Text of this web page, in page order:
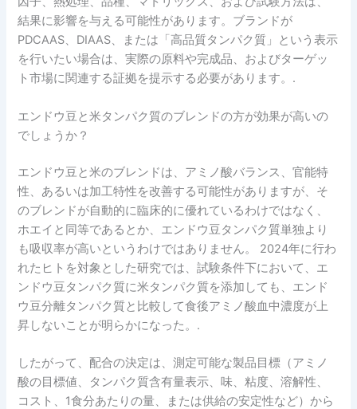
結果に影響を与える可能性があります。ブランドが
PDCAAS、DIAAS、または「高品質タンパク質」という表示
を行いたい場合は、実際の原料や完成品、およびターゲッ
ト市場に関連する証拠を提示する必要があります。.
エンドウ豆と米タンパク質のブレンドの方が効果が高いの
でしょうか？
エンドウ豆と米のブレンドは、アミノ酸バランス、官能特
性、あるいは加工特性を改善する可能性がありますが、そ
のブレンドが自動的に臨床的に優れているわけではなく、
ホエイと同等であるとか、エンドウ豆タンパク質単独より
も吸収率が高いというわけではありません。 2024年に行わ
れたヒトを対象とした研究では、試験条件下において、エ
ンドウ豆タンパク質に米タンパク質を添加しても、エンド
ウ豆分離タンパク質と比較して食後アミノ酸血中濃度が上
昇しないことが明らかになった。.
したがって、配合の決定は、測定可能な製品目標（アミノ
酸の目標値、タンパク質含有量表示、味、粘度、溶解性、
コスト、1食分あたりの量、または供給の安定性など）から